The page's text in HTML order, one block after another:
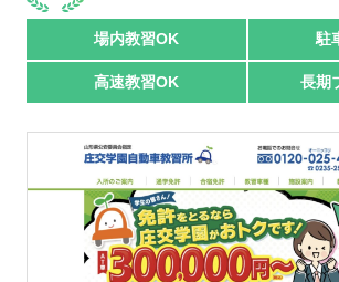
おすすめ業者
講習トピックス
場内教習OK 駐
高速教習OK 長期